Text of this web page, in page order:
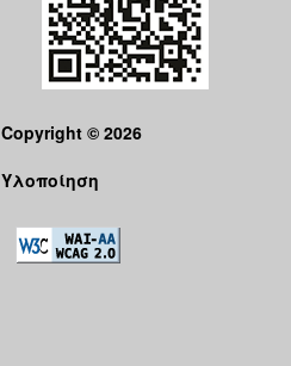
Copyright © 2026
Υλοποίηση